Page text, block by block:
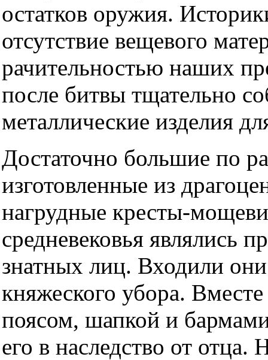
остатков оружия.
отсутствие вещевого
рачительностью наших
после битвы тщательно
металлические изделия
Достаточно большие по
изготовленные из
нагрудные кресты-
средневековья являлись
знатных лиц. Входили они
княжеского убора.
поясом, шапкой и
его в наследство от отца.